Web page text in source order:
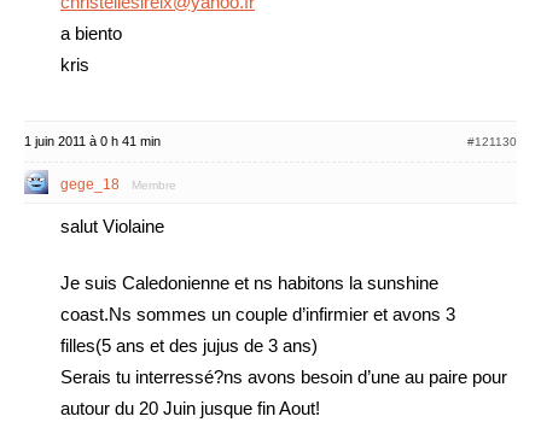
a biento
kris
1 juin 2011 à 0 h 41 min #121130
gege_18 Membre
salut Violaine
Je suis Caledonienne et ns habitons la sunshine
coast.Ns sommes un couple d’infirmier et avons 3
filles(5 ans et des jujus de 3 ans)
Serais tu interressé?ns avons besoin d’une au paire pour
autour du 20 Juin jusque fin Aout!